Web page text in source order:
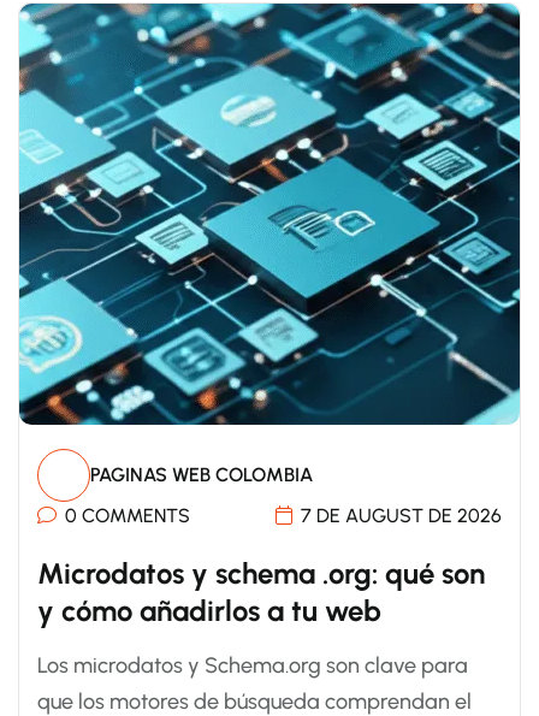
PAGINAS WEB COLOMBIA
0 COMMENTS
7 DE AUGUST DE 2026
Microdatos y schema .org: qué son
y cómo añadirlos a tu web
Los microdatos y Schema.org son clave para
que los motores de búsqueda comprendan el